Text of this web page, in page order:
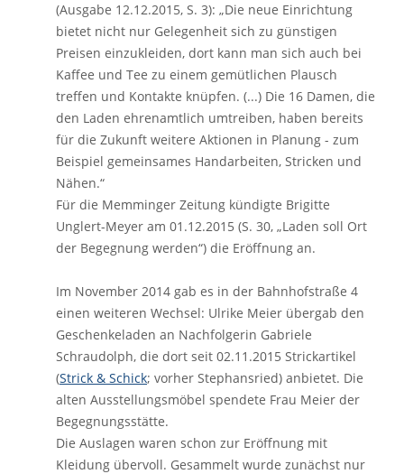
(Ausgabe 12.12.2015, S. 3): „Die neue Einrichtung
bietet nicht nur Gelegenheit sich zu günstigen
Preisen einzukleiden, dort kann man sich auch bei
Kaffee und Tee zu einem gemütlichen Plausch
treffen und Kontakte knüpfen. (...) Die 16 Damen, die
den Laden ehrenamtlich umtreiben, haben bereits
für die Zukunft weitere Aktionen in Planung - zum
Beispiel gemeinsames Handarbeiten, Stricken und
Nähen.“
Für die Memminger Zeitung kündigte Brigitte
Unglert-Meyer am 01.12.2015 (S. 30, „Laden soll Ort
der Begegnung werden“) die Eröffnung an.
Im November 2014 gab es in der Bahnhofstraße 4
einen weiteren Wechsel: Ulrike Meier übergab den
Geschenkeladen an Nachfolgerin Gabriele
Schraudolph, die dort seit 02.11.2015 Strickartikel
(Strick & Schick; vorher Stephansried) anbietet. Die
alten Ausstellungsmöbel spendete Frau Meier der
Begegnungsstätte.
Die Auslagen waren schon zur Eröffnung mit
Kleidung übervoll. Gesammelt wurde zunächst nur